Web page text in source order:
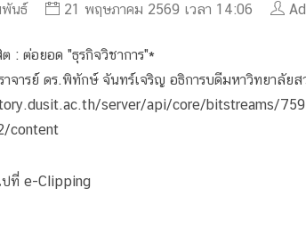
พันธ์ 21 พฤษภาคม 2569 เวลา 14:06
: ต่อยอด "ธุรกิจวิชาการ"*
าจารย์ ดร.พิทักษ์ จันทร์เจริญ อธิการบดีมหาวิทยาลัย
server/api/core/bitstreams/
content
ปที่ e-Clipping